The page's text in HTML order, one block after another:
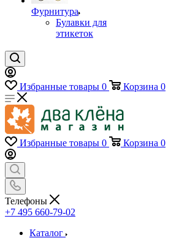
Фурнитура
Булавки для
этикеток
Избранные товары 0 Корзина 0
Избранные товары 0 Корзина 0
Телефоны
+7 495 660-79-02
Каталог